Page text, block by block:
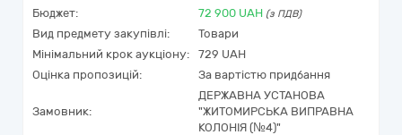
Бюджет: 72 900 UAH (з ПДВ)
Вид предмету закупівлі:
Товари
Мінімальний крок аукціону:
729 UAH
Оцінка пропозицій:
За вартістю придбання
Замовник:
ДЕРЖАВНА УСТАНОВА
"ЖИТОМИРСЬКА ВИПРАВНА
КОЛОНІЯ (№4)"